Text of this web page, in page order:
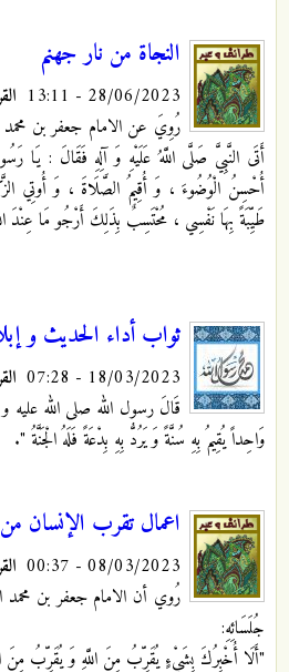
النجاة من نار جهنم
28/06/2023 - 13:11
رُوِيَ عن الامام جعفر بن
أَتَى النَّبِيَّ صَلَّى اللَّهُ عَلَيْهِ وَ آلِهِ فَقَالَ : يَا
أُحْسِنُ الْوُضُوءَ ، وَ أُقِيمُ الصَّلَاةَ ، وَ أُوتِي
طَيِّبَةً بِهَا نَفْسِي ، مُحْتَسِبٌ بِذَلِكَ أَرْجُو مَا عِنْدَ
ثواب أداء الحديث و
18/03/2023 - 07:28
قَالَ رسول الله صلى الله
وَاحِداً يُقِيمُ بِهِ سُنَّةً وَ يَرُدُّ بِهِ بِدْعَةً فَلَهُ الْجَنَّةُ ".
اعمال تقرب الإنسان
08/03/2023 - 00:37
رُوي أن الامام جعفر بن
جُلَسَائِهِ‏:
"أَلَا أُخْبِرُكَ بِشَيْ‏ءٍ يُقَرِّبُ مِنَ اللَّهِ وَ يُقَرِّبُ مِنَ